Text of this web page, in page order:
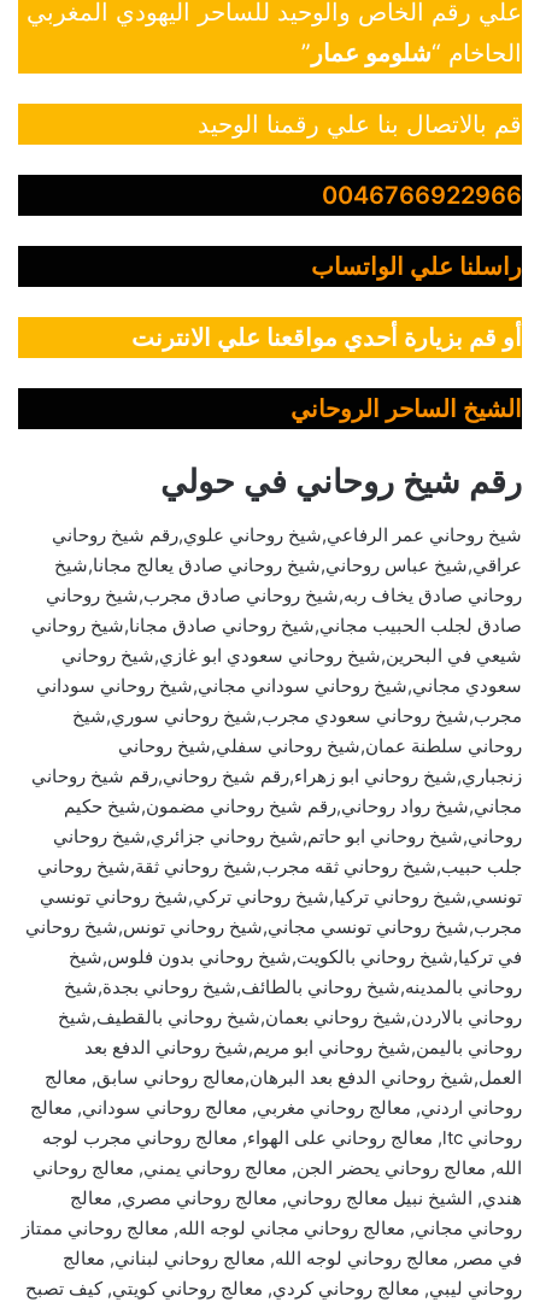
علي رقم الخاص والوحيد للساحر اليهودي المغربي
الحاخام “شلومو عمار ”
قم بالاتصال بنا علي رقمنا الوحيد
0046766922966
راسلنا علي الواتساب
أو قم بزيارة أحدي مواقعنا علي الانترنت
الشيخ الساحر الروحاني
رقم شيخ روحاني في حولي
شيخ روحاني عمر الرفاعي,شيخ روحاني علوي,رقم شيخ روحاني
عراقي,شيخ عباس روحاني,شيخ روحاني صادق يعالج مجانا,شيخ
روحاني صادق يخاف ربه,شيخ روحاني صادق مجرب,شيخ روحاني
صادق لجلب الحبيب مجاني,شيخ روحاني صادق مجانا,شيخ روحاني
شيعي في البحرين,شيخ روحاني سعودي ابو غازي,شيخ روحاني
سعودي مجاني,شيخ روحاني سوداني مجاني,شيخ روحاني سوداني
مجرب,شيخ روحاني سعودي مجرب,شيخ روحاني سوري,شيخ
روحاني سلطنة عمان,شيخ روحاني سفلي,شيخ روحاني
زنجباري,شيخ روحاني ابو زهراء,رقم شيخ روحاني,رقم شيخ روحاني
مجاني,شيخ رواد روحاني,رقم شيخ روحاني مضمون,شيخ حكيم
روحاني,شيخ روحاني ابو حاتم,شيخ روحاني جزائري,شيخ روحاني
جلب حبيب,شيخ روحاني ثقه مجرب,شيخ روحاني ثقة,شيخ روحاني
تونسي,شيخ روحاني تركيا,شيخ روحاني تركي,شيخ روحاني تونسي
مجرب,شيخ روحاني تونسي مجاني,شيخ روحاني تونس,شيخ روحاني
في تركيا,شيخ روحاني بالكويت,شيخ روحاني بدون فلوس,شيخ
روحاني بالمدينه,شيخ روحاني بالطائف,شيخ روحاني بجدة,شيخ
روحاني بالاردن,شيخ روحاني بعمان,شيخ روحاني بالقطيف,شيخ
روحاني باليمن,شيخ روحاني ابو مريم,شيخ روحاني الدفع بعد
العمل,شيخ روحاني الدفع بعد البرهان,معالج روحاني سابق, معالج
روحاني اردني, معالج روحاني مغربي, معالج روحاني سوداني, معالج
روحاني ltc, معالج روحاني على الهواء, معالج روحاني مجرب لوجه
الله, معالج روحاني يحضر الجن, معالج روحاني يمني, معالج روحاني
هندي, الشيخ نبيل معالج روحاني, معالج روحاني مصري, معالج
روحاني مجاني, معالج روحاني مجاني لوجه الله, معالج روحاني ممتاز
في مصر, معالج روحاني لوجه الله, معالج روحاني لبناني, معالج
روحاني ليبي, معالج روحاني كردي, معالج روحاني كويتي, كيف تصبح